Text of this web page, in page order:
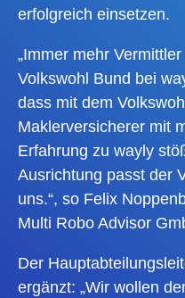
erfolgreich einsetzen.
„Immer mehr
Volkswohl Bund bei
dass mit dem
Maklerversicherer mit
Erfahrung zu wayly
Ausrichtung passt der
uns.“, so Felix
Multi Robo Advisor
Der
ergänzt: „Wir wollen